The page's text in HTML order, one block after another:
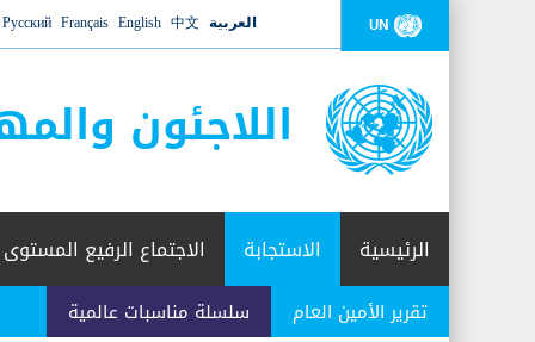
UN العربية 中文
English
Français
Русский
اللاجئون
الرئيسية الاستجابة
تقرير الأمين العام سلسلة مناسبات عالمية
الاجتماع الرفيع المستوى